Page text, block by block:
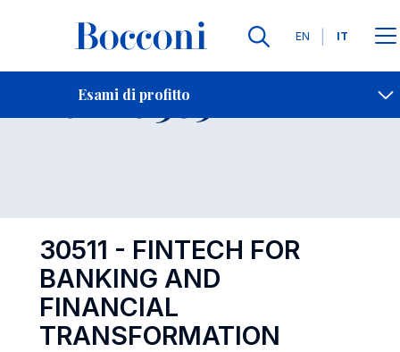
Lingue
EN IT
Esami di profitto
Contatti
Esame 30511 Open
30511 - FINTECH FOR
BANKING AND
FINANCIAL
TRANSFORMATION